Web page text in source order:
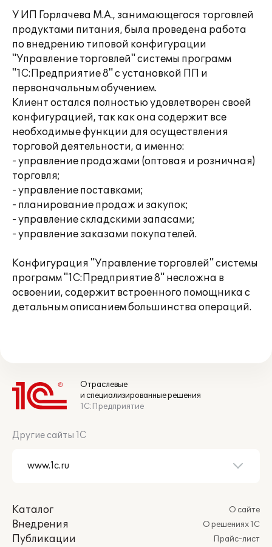
У ИП Горлачева М.А., занимающегося торговлей
продуктами питания, была проведена работа
по внедрению типовой конфигурации
"Управление торговлей" системы программ
"1С:Предприятие 8" с установкой ПП и
первоначальным обучением.
Клиент остался полностью удовлетворен своей
конфигурацией, так как она содержит все
необходимые функции для осуществления
торговой деятельности, а именно:
- управление продажами (оптовая и розничная)
торговля;
- управление поставками;
- планирование продаж и закупок;
- управление складскими запасами;
- управление заказами покупателей.
Конфигурация "Управление торговлей" системы
программ "1С:Предприятие 8" несложна в
освоении, содержит встроенного помощника с
детальным описанием большинства операций.
Отраслевые
и специализированные решения
1С:Предприятие
Другие сайты 1С
Каталог
Внедрения
Публикации
О сайте
О решениях 1С
Прайс-лист